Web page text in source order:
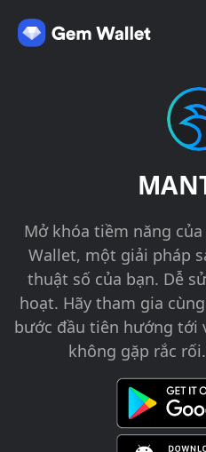
Mở khóa tiềm năng
Wallet, một giải pháp
thuật số của bạn. Dễ
hoạt. Hãy tham gia
bước đầu tiên hướng tới
không gặp rắc